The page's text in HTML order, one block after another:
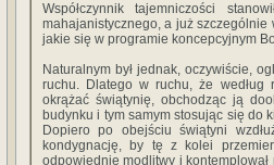
Współczynnik tajemniczości
mahajanistycznego, a już
jakie się w programie koncepcyjnym
Naturalnym był jednak, oczywiście,
ruchu. Dlatego w ruchu, że według
okrążać świątynię, obchodząc ją
budynku i tym samym stosując się do
Dopiero po obejściu świątyni
kondygnację, by tę z kolei
odpowiednie modlitwy i